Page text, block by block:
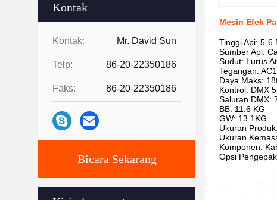
Kontak
Kontak: Mr. David Sun
Telp: 86-20-22350186
Faks: 86-20-22350186
Bicara Sekarang
Mesin Efek
Tinggi Api: 5-6
Sumber Api:
Sudut: Lurus
Tegangan:
Daya Maks:
Kontrol: DMX
Saluran DMX:
BB: 11.6 KG
GW: 13.1KG
Ukuran
Ukuran
Komponen:
Opsi